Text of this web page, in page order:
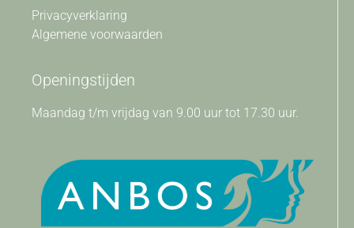
Privacyverklaring
Algemene voorwaarden
Openingstijden
Maandag t/m vrijdag van 9.00 uur tot 17.30 uur.